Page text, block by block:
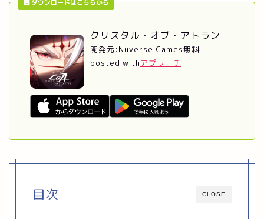
ダウンロードはこちらから
クリスタル・オブ・アトラン
開発元: Nuverse Games無料
posted with アプリーチ
CLOSE
目次